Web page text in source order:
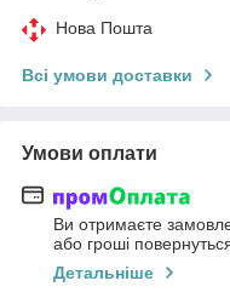
Нова Пошта
Всі умови доставки
Умови оплати
Ви отримаєте
або гроші
Детальніше